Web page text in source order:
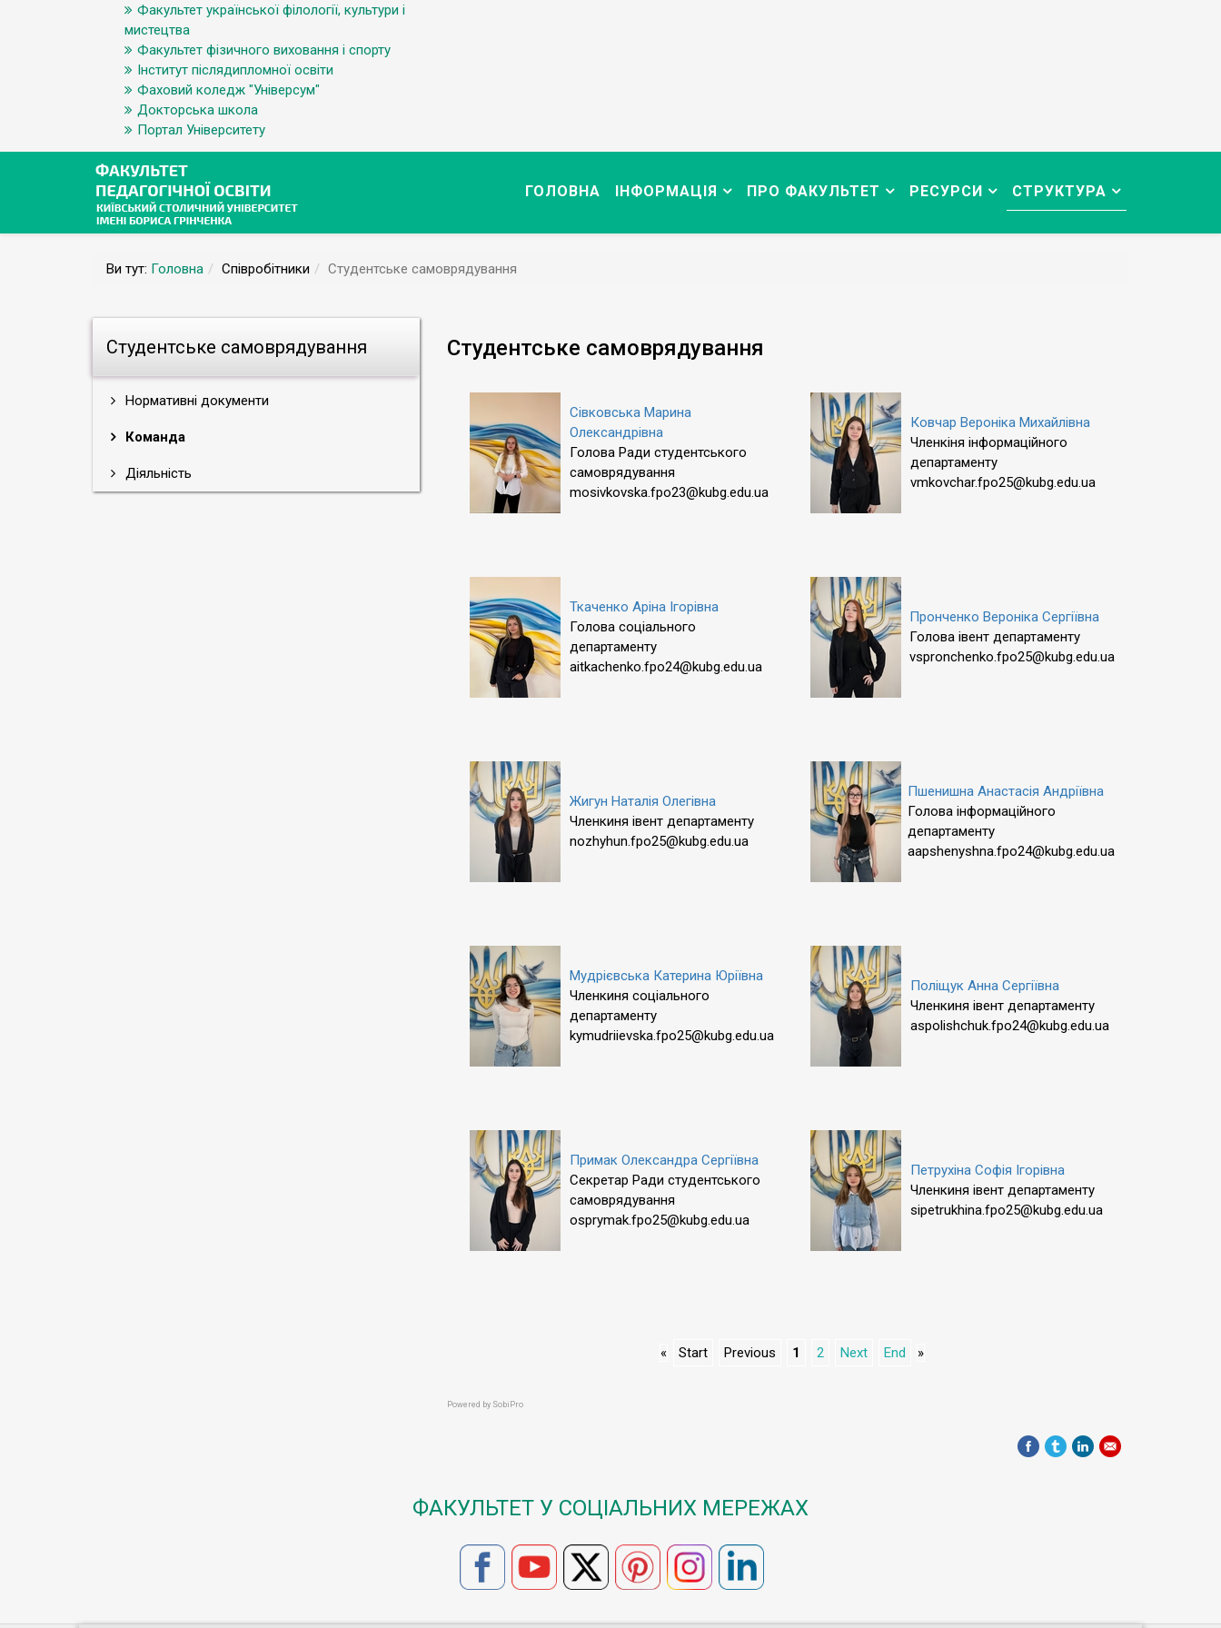
Факультет української філології, культури і
мистецтва
Факультет фізичного виховання і спорту
Інститут післядипломної освіти
Фаховий коледж "Універсум"
Докторська школа
Портал Університету
ГОЛОВНА ІНФОРМАЦІЯ ПРО ФАКУЛЬТЕТ РЕСУРСИ СТРУКТУРА
Ви тут: Головна Співробітники Студентське самоврядування
Студентське самоврядування
Нормативні документи
Команда
Діяльність
Студентське самоврядування
Сівковська Марина
Олександрівна
Голова Ради студентського
самоврядування
mosivkovska.fpo23@kubg.edu.ua
Ковчар Вероніка Михайлівна
Членкіня інформаційного
департаменту
vmkovchar.fpo25@kubg.edu.ua
Ткаченко Аріна Ігорівна
Голова соціального
департаменту
aitkachenko.fpo24@kubg.edu.ua
Пронченко Вероніка Сергіївна
Голова івент департаменту
vspronchenko.fpo25@kubg.edu.ua
Жигун Наталія Олегівна
Членкиня івент департаменту
nozhyhun.fpo25@kubg.edu.ua
Пшенишна Анастасія Андріївна
Голова інформаційного
департаменту
aapshenyshna.fpo24@kubg.edu.ua
Мудрієвська Катерина Юріївна
Членкиня соціального
департаменту
kymudriievska.fpo25@kubg.edu.ua
Поліщук Анна Сергіївна
Членкиня івент департаменту
aspolishchuk.fpo24@kubg.edu.ua
Примак Олександра Сергіївна
Секретар Ради студентського
самоврядування
osprymak.fpo25@kubg.edu.ua
Петрухіна Софія Ігорівна
Членкиня івент департаменту
sipetrukhina.fpo25@kubg.edu.ua
« Start Previous 1 2 Next End »
Powered by SobiPro
ФАКУЛЬТЕТ У СОЦІАЛЬНИХ МЕРЕЖАХ